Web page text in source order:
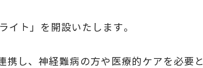
イト」を開設いたします。
し、神経難病の方や医療的ケアを必要